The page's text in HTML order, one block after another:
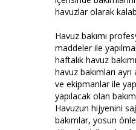
havuzlar olarak
Havuz bakımı
maddeler ile
haftalık havuz
havuz bakımları
ve ekipmanlar ile
yapılacak olan
Havuzun hijyenini
bakımlar, yosun